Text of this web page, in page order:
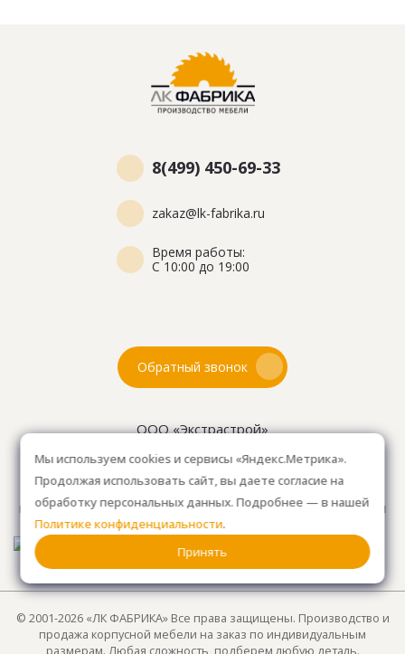
8(499) 450-69-33
zakaz@lk-fabrika.ru
Время работы:
С 10:00 до 19:00
Обратный звонок
ООО «Экстрастрой»
ОГРН 1157746804753
Как проехать: 15км от Мкад, в среднем 10-15 мин. на
машине.Для клиентов без авто, оплачиваем такси
от м. Анино.
© 2001-2026 «ЛК ФАБРИКА» Все права защищены. Производство и
продажа корпусной мебели на заказ по индивидуальным
размерам. Любая сложность, подберем любую деталь.
Мы используем cookies и сервисы «Яндекс.Метрика».
Продолжая использовать сайт, вы даете согласие на
обработку персональных данных. Подробнее — в нашей
Политике конфиденциальности.
Принять